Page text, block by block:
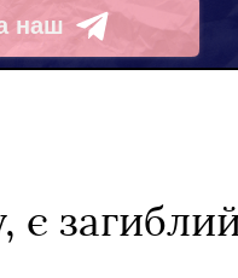
наш